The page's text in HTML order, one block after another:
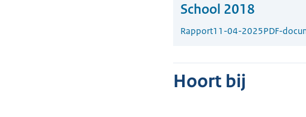
School 2018
Rapport11-04-2025PDF-
Hoort bij